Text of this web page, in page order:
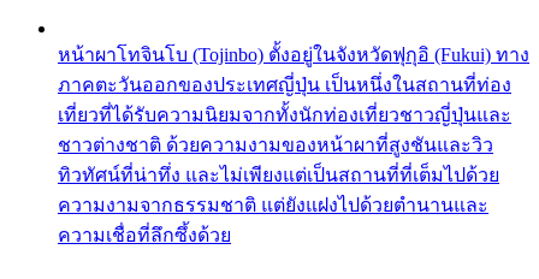
หน้าผาโทจินโบ (Tojinbo) ตั้งอยู่ในจังหวัดฟุกุอิ (Fukui) ทาง
ภาคตะวันออกของประเทศญี่ปุ่น เป็นหนึ่งในสถานที่ท่อง
เที่ยวที่ได้รับความนิยมจากทั้งนักท่องเที่ยวชาวญี่ปุ่นและ
ชาวต่างชาติ ด้วยความงามของหน้าผาที่สูงชันและวิว
ทิวทัศน์ที่น่าทึ่ง และไม่เพียงแต่เป็นสถานที่ที่เต็มไปด้วย
ความงามจากธรรมชาติ แต่ยังแฝงไปด้วยตำนานและ
ความเชื่อที่ลึกซึ้งด้วย